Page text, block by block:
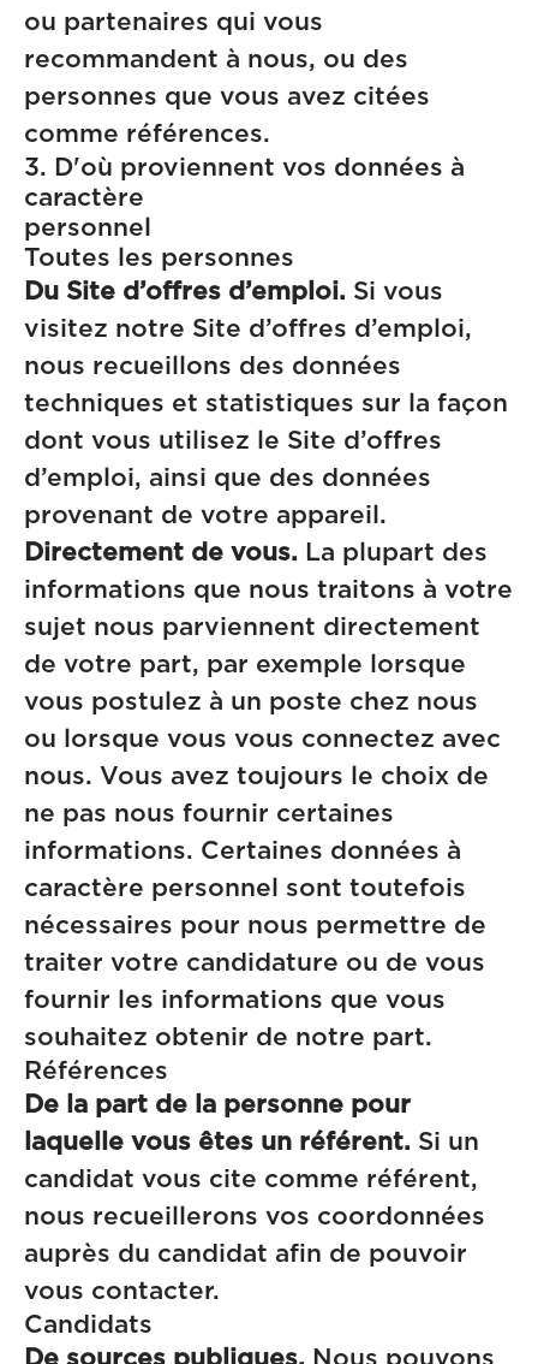
ou partenaires qui vous
recommandent à nous, ou des
personnes que vous avez citées
comme références.
3. D'où proviennent vos données à
caractère
Toutes les personnes
Du Site d’offres d’emploi. Si vous
visitez notre Site d’offres d’emploi,
nous recueillons des données
techniques et statistiques sur la façon
dont vous utilisez le Site d’offres
d’emploi, ainsi que des données
provenant de votre appareil.
Directement de vous. La plupart des
informations que nous traitons à votre
sujet nous parviennent directement
de votre part, par exemple lorsque
vous postulez à un poste chez nous
ou lorsque vous vous connectez avec
nous. Vous avez toujours le choix de
ne pas nous fournir certaines
informations. Certaines données à
caractère personnel sont toutefois
nécessaires pour nous permettre de
traiter votre candidature ou de vous
fournir les informations que vous
souhaitez obtenir de notre part.
Références
De la part de la personne pour
laquelle vous êtes un référent. Si un
candidat vous cite comme référent,
nous recueillerons vos coordonnées
auprès du candidat afin de pouvoir
vous contacter.
Candidats
De sources publiques. Nous pouvons